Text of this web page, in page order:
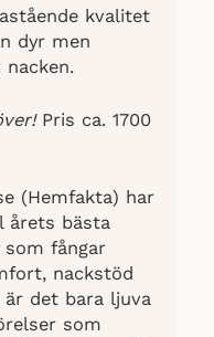
kvalitet
dyr men
Pris ca. 1700
(Hemfakta) har
årets bästa
som fångar
nackstöd
är det bara ljuva
som